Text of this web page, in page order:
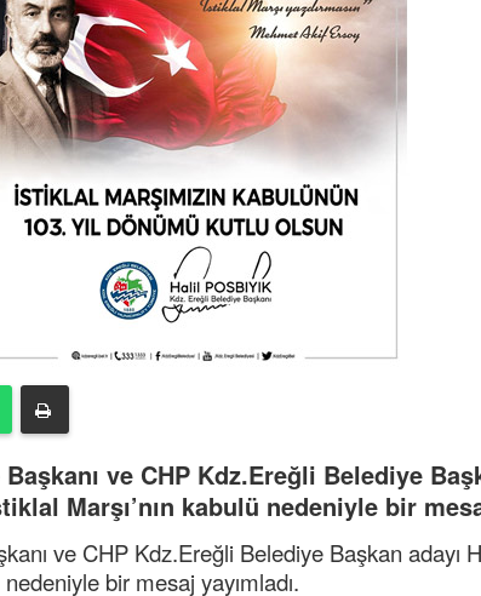
ve CHP Kdz.Ereğli Belediye
Marşı’nın kabulü nedeniyle bir
ve CHP Kdz.Ereğli Belediye Başkan adayı
nedeniyle bir mesaj yayımladı.